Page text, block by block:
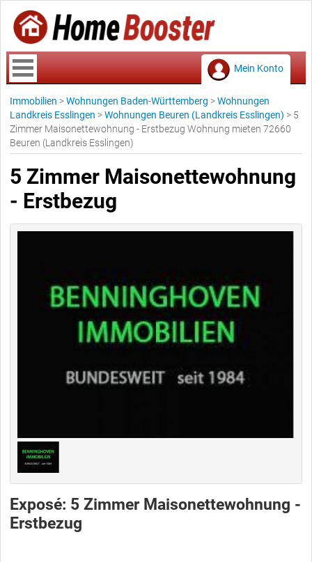
Mein Konto
Immobilien >Wohnungen Baden-Württemberg >Wohnungen
Landkreis Esslingen >Wohnungen Beuren (Landkreis Esslingen) > 5
Zimmer Maisonettewohnung - Erstbezug Wohnung mieten 72660
Beuren (Landkreis Esslingen)
5 Zimmer Maisonettewohnung
- Erstbezug
Exposé: 5 Zimmer Maisonettewohnung -
Erstbezug